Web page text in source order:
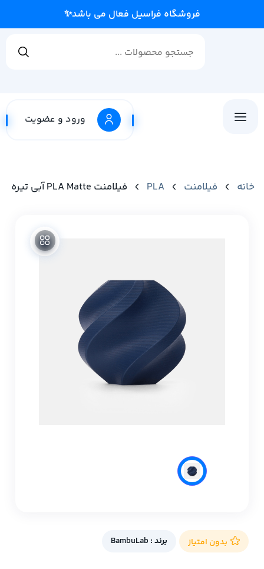
فروشگ
ورود و عضویت
خانه فیلامنت PLA فیلامنت PLA Matte آبی تیره برند Bambu Lab
بدون امتیاز برند :BambuLab